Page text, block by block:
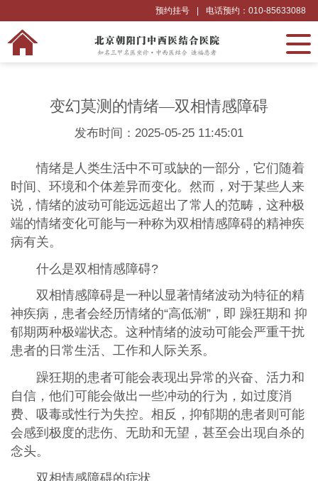
电话预约：010-85633088
预约挂号
变幻莫测的情绪—双相情感障碍
发布时间：2025-05-25 11:45:01
情绪是人类生活中不可或缺的一部分，它们随着
时间、环境和个体差异而变化。然而，对于某些人来
说，情绪的波动可能远远超出了常人的范畴，这种极
端的情绪变化可能与一种称为双相情感障碍的精神疾
病有关。
什么是双相情感障碍?
双相情感障碍是一种以显著情绪波动为特征的精
神疾病，患者会经历情绪的“高低潮”，即 躁狂期和 抑
郁期两种极端状态。这种情绪的波动可能会严重干扰
患者的日常生活、工作和人际关系。
躁狂期的患者可能会表现出异常的兴奋、活力和
自信，他们可能会做出一些冲动的行为，如过度消
费、吸毒或性行为失控。相反，抑郁期的患者则可能
会感到极度的悲伤、无助和无望，甚至会出现自杀的
念头。